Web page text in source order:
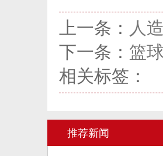
上一条： 人
下一条： 篮
相关标签：
推荐新闻